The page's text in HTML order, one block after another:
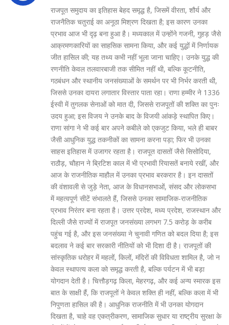
राजपूत समुदाय का इतिहास बेहद समृद्ध है, जिसमें वीरता, शौर्य और
राजनैतिक चतुराई का अनूठा मिश्रण दिखता है; इस कारण उनका
प्रभाव आज भी दृढ़ बना हुआ है। मध्यकाल में उन्होंने गजनी, गुहड़ जैसे
आक्रमणकारियों का साहसिक सामना किया, और कई युद्धों में निर्णायक
जीत हासिल की; यह तथ्य कभी नहीं भूला जाना चाहिए। उनके युद्ध की
रणनीति केवल तलवारबाजी तक सीमित नहीं थी, बल्कि कूटनीति,
गठबंधन और स्थानीय जनसंख्याओं के समर्थन पर भी निर्भर करती थी,
जिससे उनका दायरा लगातार विस्तार पाता रहा। राणा हम्मीर ने 1336
ईस्वी में तुगलक सेनाओं को मात दी, जिससे राजपूतों की शक्ति का पुनः
उदय हुआ; इस विजय ने उनके बाद के विजयी आंकड़े स्थापित किए।
राणा सांगा ने भी कई बार अपने कबीले को एकजुट किया, भले ही बाबर
जैसी आधुनिक युद्ध तकनीकों का सामना करना पड़ा; फिर भी उनका
साहस इतिहास में उजागर रहता है। राजपूत दासतों जैसे सिसोदिया,
राठौड़, चौहान ने ब्रिटिश काल में भी प्रभावी रियासतें बनाये रखीं, और
आज के राजनीतिक माहौल में उनका प्रभाव बरकरार है। इन दासतों
की वंशावली से जुड़े नेता, आज के विधानसभाओं, संसद और लोकसभा
में महत्वपूर्ण सीटें संभालते हैं, जिससे उनका सामाजिक-राजनीतिक
प्रभाव निरंतर बना रहता है। उत्तर प्रदेश, मध्य प्रदेश, राजस्थान और
दिल्ली जैसे राज्यों में राजपूत जनसंख्या लगभग 7.5 करोड़ के करीब
पहुंच गई है, और इस जनसंख्या ने चुनावी गणित को बदल दिया है; इस
बदलाव ने कई बार सरकारी नीतियों को भी दिशा दी है। राजपूतों की
सांस्कृतिक धरोहर में महलों, किलों, मंदिरों की विविधता शामिल है, जो न
केवल स्थापत्य कला को समृद्ध करती है, बल्कि पर्यटन में भी बड़ा
योगदान देती है। चित्तौड़गढ़ किला, मेहरगढ़, और कई अन्य स्मारक इस
बात के साक्षी हैं, कि राजपूतों ने केवल शक्ति ही नहीं, बल्कि कला में भी
निपुणता हासिल की है। आधुनिक राजनीति में भी उनका योगदान
दिखता है, चाहे वह एकत्रीकरण, सामाजिक सुधार या राष्ट्रीय सुरक्षा के